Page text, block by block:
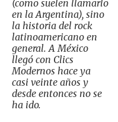
(como suelen llamarlo
en la Argentina), sino
la historia del rock
latinoamericano en
general. A México
llegó con Clics
Modernos hace ya
casi veinte años y
desde entonces no se
ha ido.